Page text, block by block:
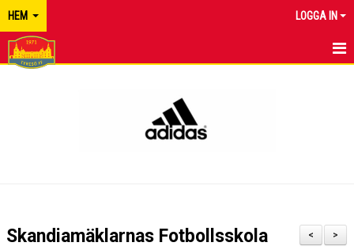
HEM LOGGA IN
>
<
Skandiamäklarnas Fotbollsskola